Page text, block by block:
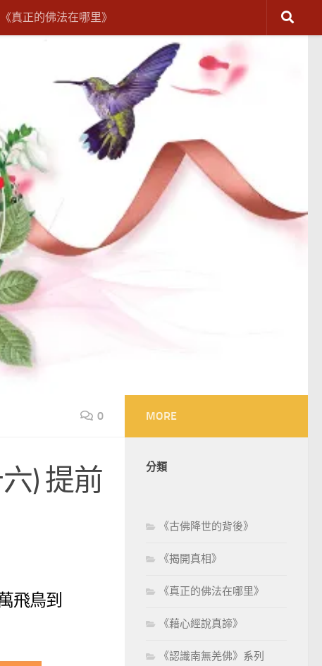
《真正的佛法在哪里》
0
) 提前
飛鳥到
MORE
分類
《古佛降世的背後》
《揭開真相》
《真正的佛法在哪里》
《藉心經說真諦》
《認識南無羌佛》系列